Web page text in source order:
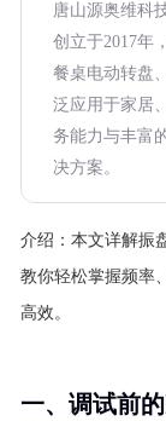
唐山源奥维科
创立于2017年
餐桌电动转盘
泛应用于家居
务能力与丰富
决方案。
介绍： 本文详解振
教你轻松掌握频率
高效。
一、调试前